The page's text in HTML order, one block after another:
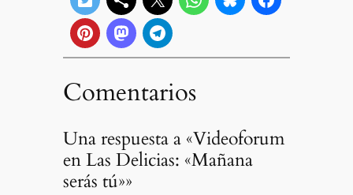
Comentarios
Una respuesta a «Videoforum
en Las Delicias: «Mañana
serás tú»»